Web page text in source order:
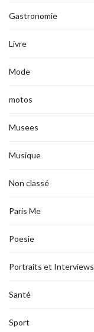
Gastronomie
Livre
Mode
motos
Musees
Musique
Non classé
Paris Me
Poesie
Portraits et Interviews
Santé
Sport